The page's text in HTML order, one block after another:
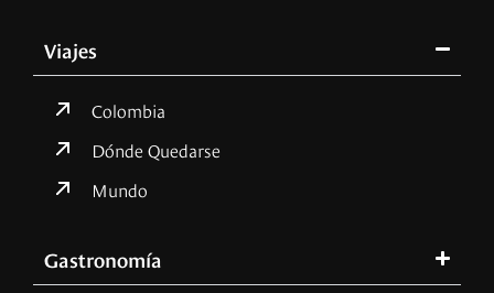
Viajes
Colombia
Dónde Quedarse
Mundo
Gastronomía